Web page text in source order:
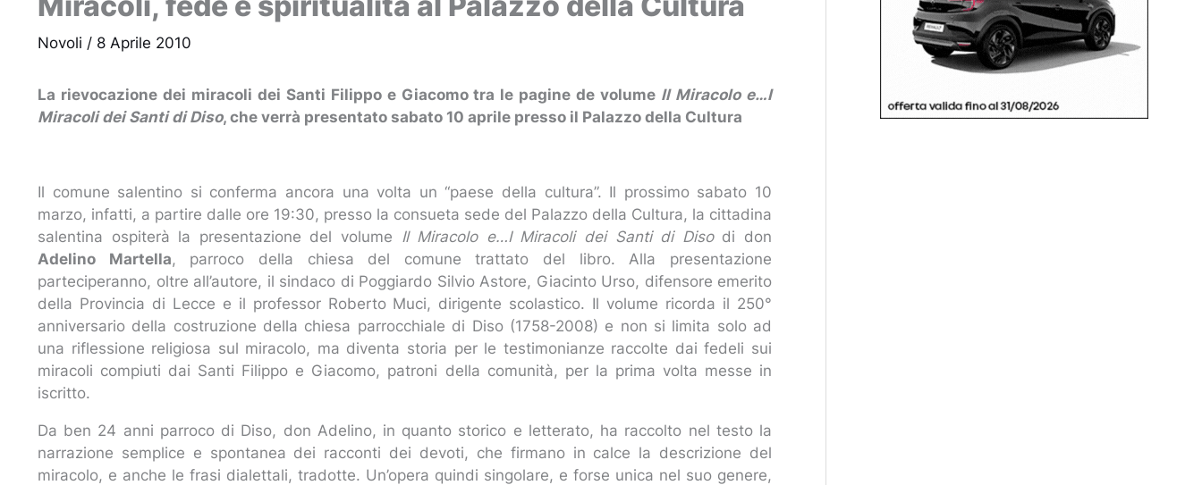
Novoli / 8 Aprile 2010
La rievocazione dei miracoli dei Santi Filippo e Giacomo tra le pagine de volume Il Miracolo e…I
Miracoli dei Santi di Diso, che verrà presentato sabato 10 aprile presso il Palazzo della Cultura
Il comune salentino si conferma ancora una volta un “paese della cultura”. Il prossimo sabato 10
marzo, infatti, a partire dalle ore 19:30, presso la consueta sede del Palazzo della Cultura, la cittadina
salentina ospiterà la presentazione del volume
Il Miracolo e…I Miracoli dei Santi di Disodi don
Adelino Martella, parroco della chiesa del comune trattato del libro. Alla presentazione
parteciperanno, oltre all’autore, il sindaco di Poggiardo Silvio Astore, Giacinto Urso, difensore emerito
della Provincia di Lecce e il professor Roberto Muci, dirigente scolastico. Il volume ricorda il 250°
anniversario della costruzione della chiesa parrocchiale di Diso (1758-2008) e non si limita solo ad
una riflessione religiosa sul miracolo, ma diventa storia per le testimonianze raccolte dai fedeli sui
miracoli compiuti dai Santi Filippo e Giacomo, patroni della comunità, per la prima volta messe in
iscritto.
Da ben 24 anni parroco di Diso, don Adelino, in quanto storico e letterato, ha raccolto nel testo la
narrazione semplice e spontanea dei racconti dei devoti, che firmano in calce la descrizione del
miracolo, e anche le frasi dialettali, tradotte. Un’opera quindi singolare, e forse unica nel suo genere,